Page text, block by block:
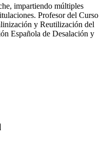
impartiendo múltiples
Profesor del Curso
y Reutilización del
Española de Desalación y